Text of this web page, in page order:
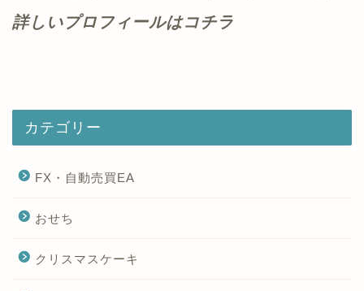
詳しいプロフィールはコチラ
カテゴリー
FX・自動売買EA
おせち
クリスマスケーキ